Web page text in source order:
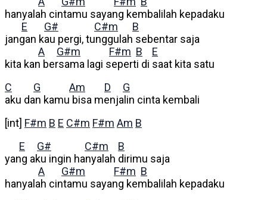
hanyalah cintamu sayang kembalilah kepadaku
E
G# C#m
B
jangan kau pergi, tunggulah sebentar saja
A
G#m F#m B
E
kita kan bersama lagi seperti di saat kita satu
C
G Am D
G
aku dan kamu bisa menjalin cinta kembali
[int] F#m B E C#m F#m Am B
E
G# C#m
B
yang aku ingin hanyalah dirimu saja
A
G#m F#m B
hanyalah cintamu sayang kembalilah kepadaku